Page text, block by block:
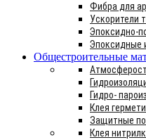
Фибра для
Ускорители
Эпоксидно-
Эпоксидные
Общестроительные
Гидро-
Клея
Защитные
Клея